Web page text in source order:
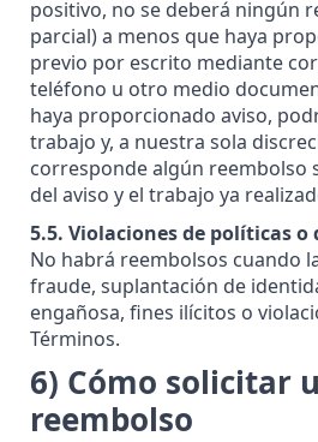
positivo, no se deberá ningún
parcial) a menos que haya
previo por escrito mediante
teléfono u otro medio
haya proporcionado aviso,
trabajo y, a nuestra sola
corresponde algún reembolso
del aviso y el trabajo ya
5.5. Violaciones de políticas o
No habrá reembolsos cuando
fraude, suplantación de
engañosa, fines ilícitos o
Términos.
6) Cómo solicitar
reembolso